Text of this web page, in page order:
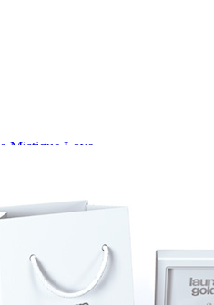
Mistique Love.